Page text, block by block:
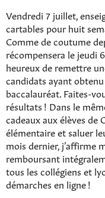
Vendredi 7 juillet,
cartables pour huit
Comme de coutume
récompensera le jeudi
heureux de remettre
candidats ayant
baccalauréat. Faites-
résultats ! Dans le
cadeaux aux élèves de
élémentaire et saluer
mois dernier, j’affirme
remboursant
tous les collégiens et
démarches en ligne !